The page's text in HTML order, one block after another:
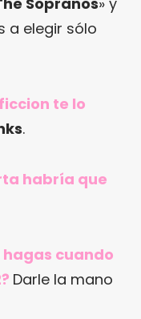
a elegir sólo
te lo
.
habría que
hagas cuando
Darle la mano